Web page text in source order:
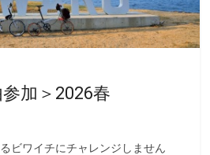
加＞2026春
ビワイチにチャレンジしません